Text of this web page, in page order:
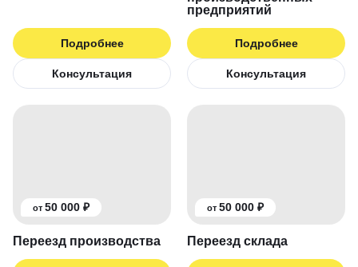
Подробнее
Консультация
предприятий
Подробнее
Консультация
от 50 000 ₽
Переезд производства
от 50 000 ₽
Переезд склада